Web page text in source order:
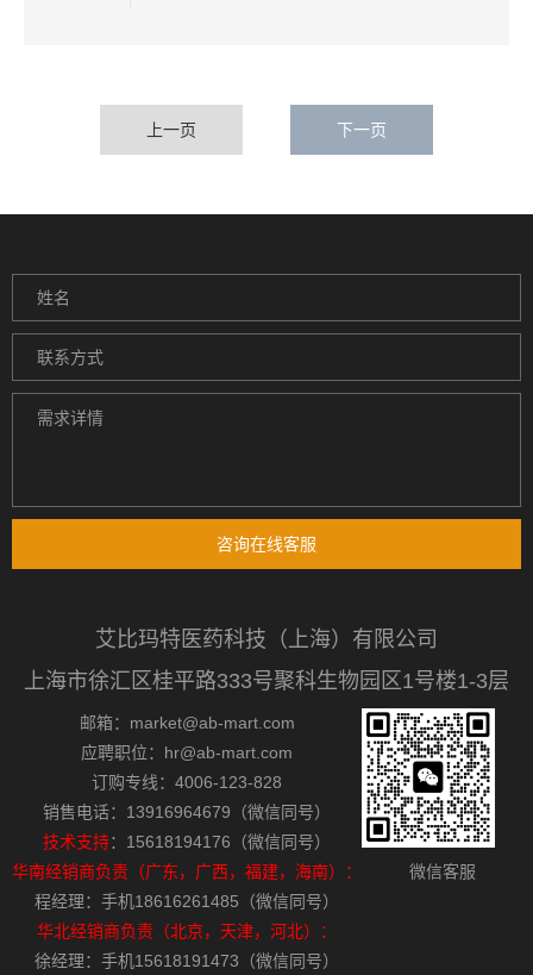
上一页 下一页
咨询在线客服
艾比玛特医药科技（上海）有限公司
上海市徐汇区桂平路333号聚科生物园区1号楼1-3层
邮箱：market@ab-mart.com
应聘职位：hr@ab-mart.com
订购专线：4006-123-828
销售电话：13916964679（微信同号）
技术支持：15618194176（微信同号）
华南经销商负责（广东，广西，福建，海南）：
程经理：手机18616261485（微信同号）
华北经销商负责（北京，天津，河北）：
徐经理：手机15618191473（微信同号）
微信客服